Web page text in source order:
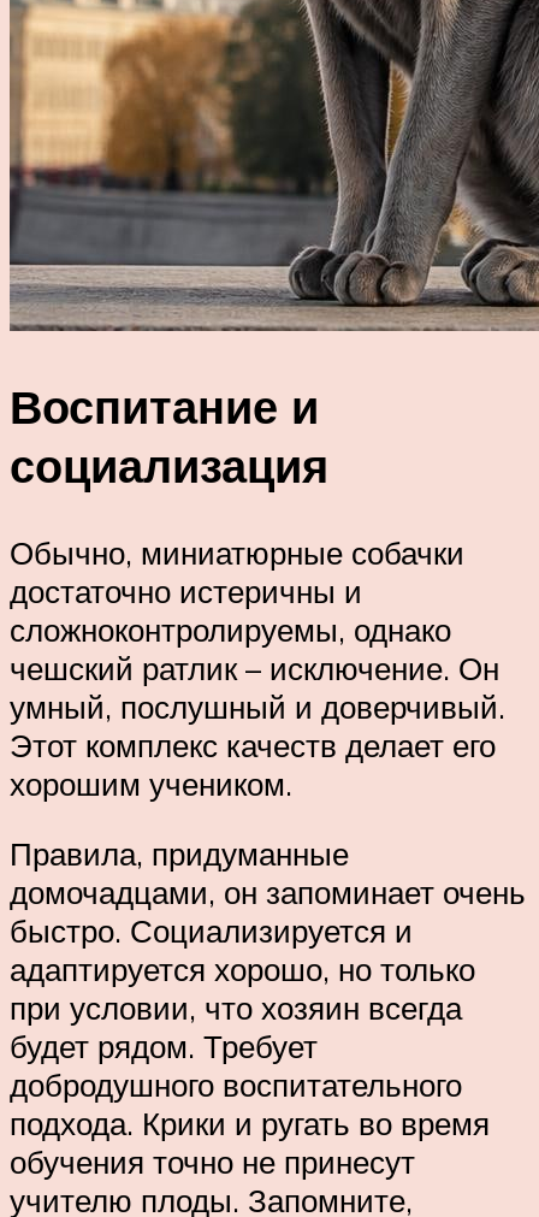
Воспитание и
социализация
Обычно, миниатюрные собачки
достаточно истеричны и
сложноконтролируемы, однако
чешский ратлик – исключение. Он
умный, послушный и доверчивый.
Этот комплекс качеств делает его
хорошим учеником.
Правила, придуманные
домочадцами, он запоминает очень
быстро. Социализируется и
адаптируется хорошо, но только
при условии, что хозяин всегда
будет рядом. Требует
добродушного воспитательного
подхода. Крики и ругать во время
обучения точно не принесут
учителю плоды. Запомните,